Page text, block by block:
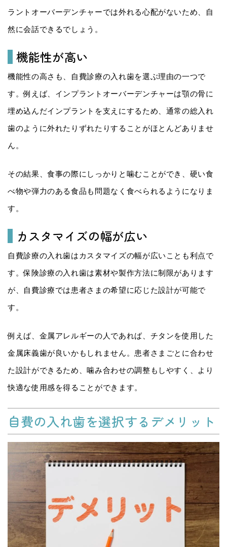
ラントオーバーデンチャーでは外れる心配がないため、自
然に会話できるでしょう。
機能性が高い
機能性の高さも、自費診療の入れ歯を選ぶ理由の一つで
す。例えば、インプラントオーバーデンチャーは顎の骨に
埋め込んだインプラントを支えにするため、通常の総入れ
歯のように外れたりずれたりすることがほとんどありませ
ん。
その結果、食事の際にしっかりと噛むことができ、硬い食
べ物や弾力のある食品も問題なく食べられるようになりま
す。
カスタマイズの幅が広い
自費診療の入れ歯はカスタマイズの幅が広いことも利点で
す。保険診療の入れ歯は素材や製作方法に制限があります
が、自費診療では患者さまの希望に応じた設計が可能で
す。
例えば、金属アレルギーの人であれば、チタンを使用した
金属床義歯が良いかもしれません。患者さまごとに合わせ
た設計ができるため、噛み合わせの調整もしやすく、より
快適な使用感を得ることができます。
自費の入れ歯を選択するデメリット